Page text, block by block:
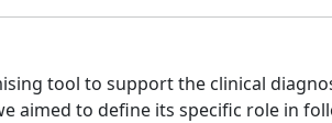
tool to support the clinical
aimed to define its specific role in